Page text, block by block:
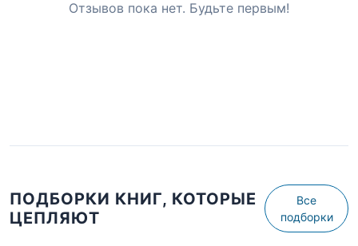
Отзывов пока нет. Будьте первым!
ПОДБОРКИ КНИГ, КОТОРЫЕ
ЦЕПЛЯЮТ
Все
подборки